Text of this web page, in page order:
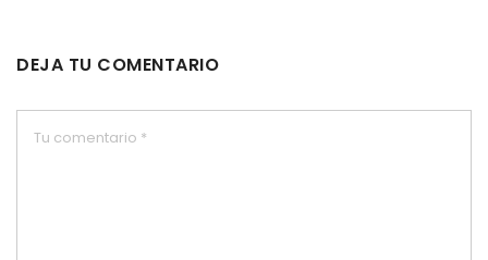
DEJA TU COMENTARIO